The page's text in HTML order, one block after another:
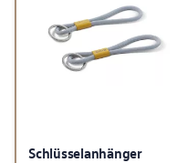
Schlüsselanhänger